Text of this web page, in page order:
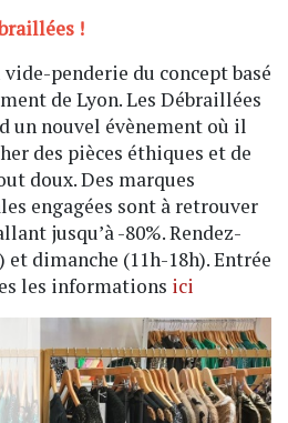
!
penderie du concept basé
de Lyon. Les Débraillées
un nouvel évènement où il
des pièces éthiques et de
doux. Des marques
engagées sont à retrouver
jusqu’à -80%. Rendez-
et dimanche (11h-18h). Entrée
les informations ici